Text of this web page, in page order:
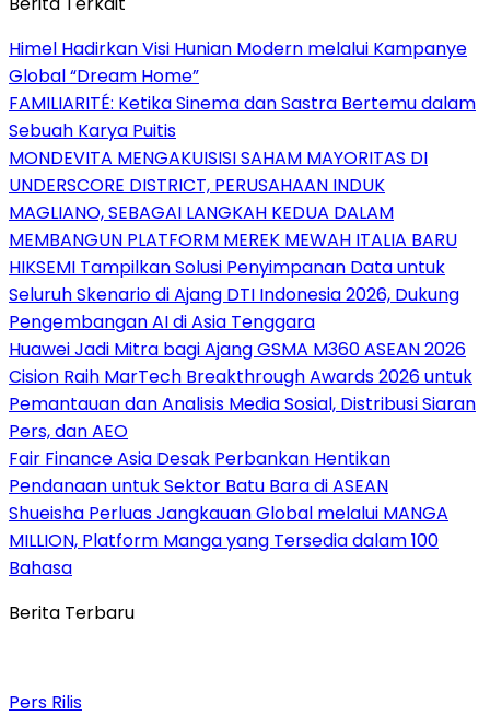
Himel Hadirkan Visi Hunian Modern melalui Kampanye
Global “Dream Home”
FAMILIARITÉ: Ketika Sinema dan Sastra Bertemu dalam
Sebuah Karya Puitis
MONDEVITA MENGAKUISISI SAHAM MAYORITAS DI
UNDERSCORE DISTRICT, PERUSAHAAN INDUK
MAGLIANO, SEBAGAI LANGKAH KEDUA DALAM
MEMBANGUN PLATFORM MEREK MEWAH ITALIA BARU
HIKSEMI Tampilkan Solusi Penyimpanan Data untuk
Seluruh Skenario di Ajang DTI Indonesia 2026, Dukung
Pengembangan AI di Asia Tenggara
Huawei Jadi Mitra bagi Ajang GSMA M360 ASEAN 2026
Cision Raih MarTech Breakthrough Awards 2026 untuk
Pemantauan dan Analisis Media Sosial, Distribusi Siaran
Pers, dan AEO
Fair Finance Asia Desak Perbankan Hentikan
Pendanaan untuk Sektor Batu Bara di ASEAN
Shueisha Perluas Jangkauan Global melalui MANGA
MILLION, Platform Manga yang Tersedia dalam 100
Bahasa
Berita Terbaru
Pers Rilis